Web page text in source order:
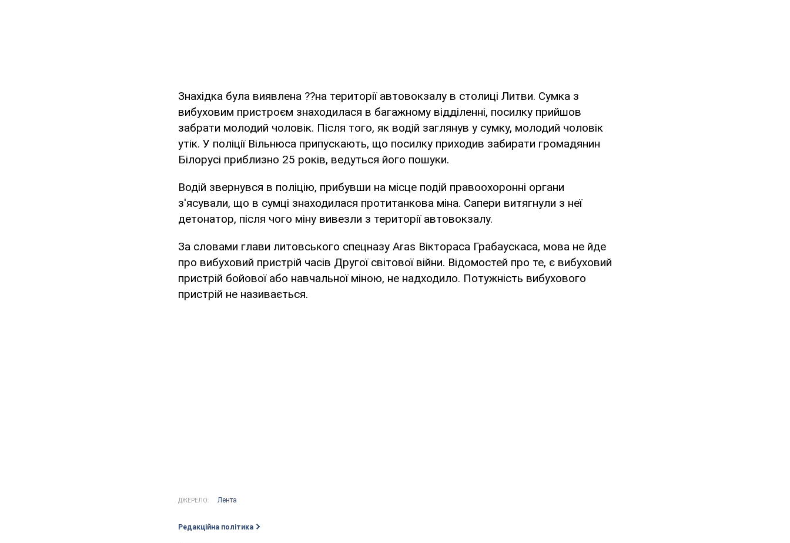
Знахідка була виявлена ??на території автовокзалу в столиці Литви. Сумка з
вибуховим пристроєм знаходилася в багажному відділенні, посилку прийшов
забрати молодий чоловік. Після того, як водій заглянув у сумку, молодий чоловік
утік. У поліції Вільнюса припускають, що посилку приходив забирати громадянин
Білорусі приблизно 25 років, ведуться його пошуки.
Водій звернувся в поліцію, прибувши на місце подій правоохоронні органи
з'ясували, що в сумці знаходилася протитанкова міна. Сапери витягнули з неї
детонатор, після чого міну вивезли з території автовокзалу.
За словами глави литовського спецназу Aras Віктораса Грабаускаса, мова не йде
про вибуховий пристрій часів Другої світової війни. Відомостей про те, є вибуховий
пристрій бойової або навчальної міною, не надходило. Потужність вибухового
пристрій не називається.
ДЖЕРЕЛО: Лента
Редакційна політика